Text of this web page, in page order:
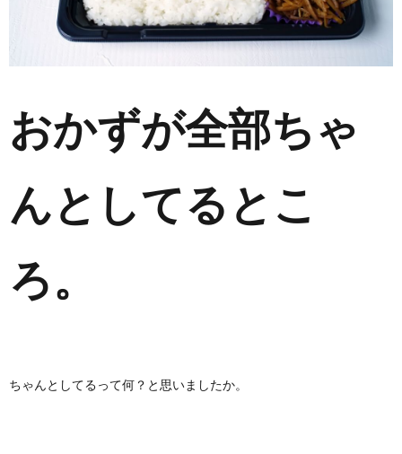
おかずが全部ちゃ
んとしてるとこ
ろ。
ちゃんとしてるって何？と思いましたか。